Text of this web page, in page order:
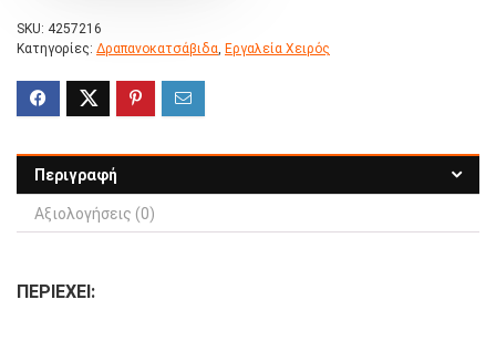
SKU: 4257216
Κατηγορίες: Δραπανοκατσάβιδα, Εργαλεία Χειρός
Περιγραφή
Αξιολογήσεις (0)
ΠΕΡΙΕΧΕΙ: